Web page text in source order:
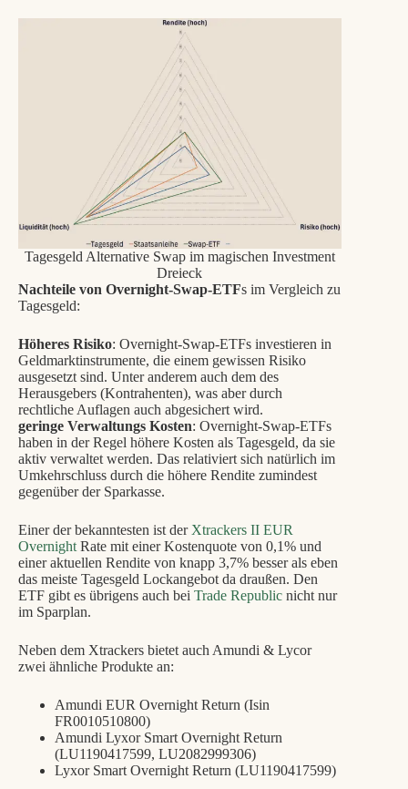
Tagesgeld Alternative Swap im magischen Investment
Dreieck
Nachteile von Overnight-Swap-ETFs im Vergleich zu
Tagesgeld:
Höheres Risiko: Overnight-Swap-ETFs investieren in
Geldmarktinstrumente, die einem gewissen Risiko
ausgesetzt sind. Unter anderem auch dem des
Herausgebers (Kontrahenten), was aber durch
rechtliche Auflagen auch abgesichert wird.
geringe Verwaltungs Kosten: Overnight-Swap-ETFs
haben in der Regel höhere Kosten als Tagesgeld, da sie
aktiv verwaltet werden. Das relativiert sich natürlich im
Umkehrschluss durch die höhere Rendite zumindest
gegenüber der Sparkasse.
Einer der bekanntesten ist der Xtrackers II EUR
Overnight Rate mit einer Kostenquote von 0,1% und
einer aktuellen Rendite von knapp 3,7% besser als eben
das meiste Tagesgeld Lockangebot da draußen. Den
ETF gibt es übrigens auch bei Trade Republicnicht nur
im Sparplan.
Neben dem Xtrackers bietet auch Amundi & Lycor
zwei ähnliche Produkte an:
Amundi EUR Over­night Return (Isin
FR0010510800)
Amundi Lyxor Smart Over­night Return
(LU1190417599, LU2082999306)
Lyxor Smart Overnight Return (LU1190417599)